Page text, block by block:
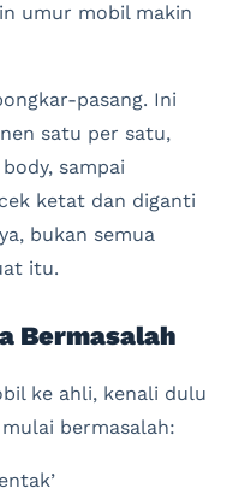
umur mobil makin
pasang. Ini
satu per satu,
sampai
ketat dan diganti
bukan semua
itu.
Bermasalah
ke ahli, kenali dulu
bermasalah: